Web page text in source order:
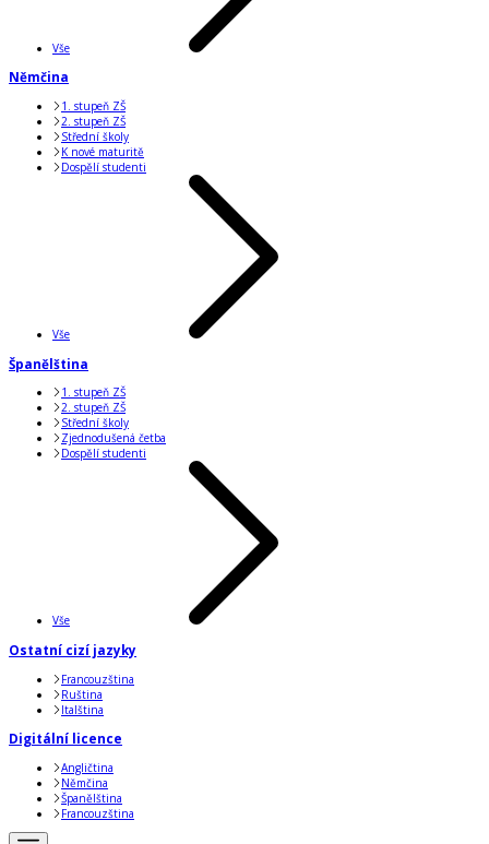
Vše
Němčina
1. stupeň ZŠ
2. stupeň ZŠ
Střední školy
K nové maturitě
Dospělí studenti
Vše
Španělština
1. stupeň ZŠ
2. stupeň ZŠ
Střední školy
Zjednodušená četba
Dospělí studenti
Vše
Ostatní cizí jazyky
Francouzština
Ruština
Italština
Digitální licence
Angličtina
Němčina
Španělština
Francouzština